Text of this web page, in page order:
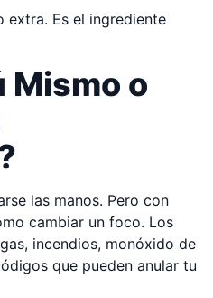
extra. Es el ingrediente
Mismo o
las manos. Pero con
cambiar un foco. Los
incendios, monóxido de
que pueden anular tu